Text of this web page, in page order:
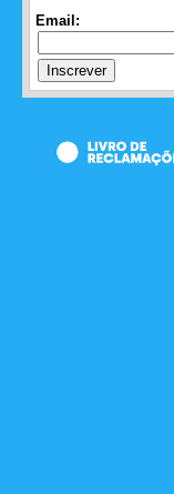
Email: